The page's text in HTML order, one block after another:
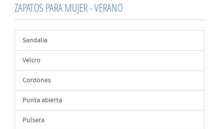
ZAPATOS PARA MUJER - VERANO
Sandalia
Velcro
Cordones
Punta abierta
Pulsera